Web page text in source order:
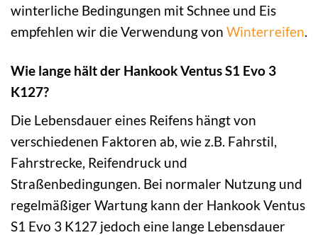
winterliche Bedingungen mit Schnee und Eis
empfehlen wir die Verwendung von Winterreifen.
Wie lange hält der Hankook Ventus S1 Evo 3
K127?
Die Lebensdauer eines Reifens hängt von
verschiedenen Faktoren ab, wie z.B. Fahrstil,
Fahrstrecke, Reifendruck und
Straßenbedingungen. Bei normaler Nutzung und
regelmäßiger Wartung kann der Hankook Ventus
S1 Evo 3 K127 jedoch eine lange Lebensdauer